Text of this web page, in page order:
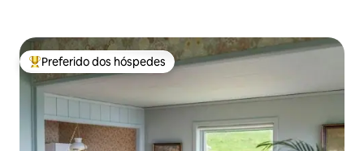
Entre os melhores preferidos dos hóspedes
Preferido dos hóspedes